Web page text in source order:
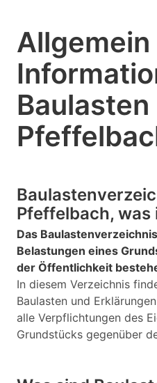
Allgemein
Baulasten
Pfeffelbach, was
Das
Belastungen eines
der Öffentlichkeit
In diesem Verzeichnis
Baulasten und
alle Verpflichtungen des
Grundstücks gegenüber